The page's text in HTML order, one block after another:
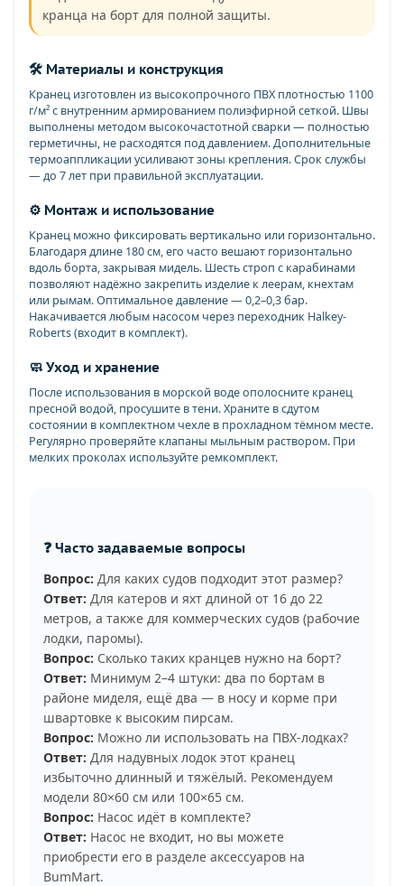
кранца на борт для полной защиты.
🛠️ Материалы и конструкция
Кранец изготовлен из высокопрочного ПВХ плотностью 1100
г/м² с внутренним армированием полиэфирной сеткой. Швы
выполнены методом высокочастотной сварки — полностью
герметичны, не расходятся под давлением. Дополнительные
термоаппликации усиливают зоны крепления. Срок службы
— до 7 лет при правильной эксплуатации.
⚙️ Монтаж и использование
Кранец можно фиксировать вертикально или горизонтально.
Благодаря длине 180 см, его часто вешают горизонтально
вдоль борта, закрывая мидель. Шесть строп с карабинами
позволяют надёжно закрепить изделие к леерам, кнехтам
или рымам. Оптимальное давление — 0,2–0,3 бар.
Накачивается любым насосом через переходник Halkey-
Roberts (входит в комплект).
🧼 Уход и хранение
После использования в морской воде ополосните кранец
пресной водой, просушите в тени. Храните в сдутом
состоянии в комплектном чехле в прохладном тёмном месте.
Регулярно проверяйте клапаны мыльным раствором. При
мелких проколах используйте ремкомплект.
❓ Часто задаваемые вопросы
Вопрос: Для каких судов подходит этот размер?
Ответ: Для катеров и яхт длиной от 16 до 22
метров, а также для коммерческих судов (рабочие
лодки, паромы).
Вопрос: Сколько таких кранцев нужно на борт?
Ответ: Минимум 2–4 штуки: два по бортам в
районе миделя, ещё два — в носу и корме при
швартовке к высоким пирсам.
Вопрос: Можно ли использовать на ПВХ-лодках?
Ответ: Для надувных лодок этот кранец
избыточно длинный и тяжёлый. Рекомендуем
модели 80×60 см или 100×65 см.
Вопрос: Насос идёт в комплекте?
Ответ: Насос не входит, но вы можете
приобрести его в разделе аксессуаров на
BumMart.